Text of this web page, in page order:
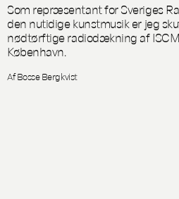
Som repræsentant for Sveriges
den nutidige kunstmusik er jeg
nødtørftige radiodækning af
København.
Af Bosse Bergkvist